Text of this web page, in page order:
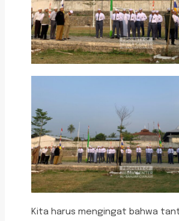
Kita harus mengingat bahwa